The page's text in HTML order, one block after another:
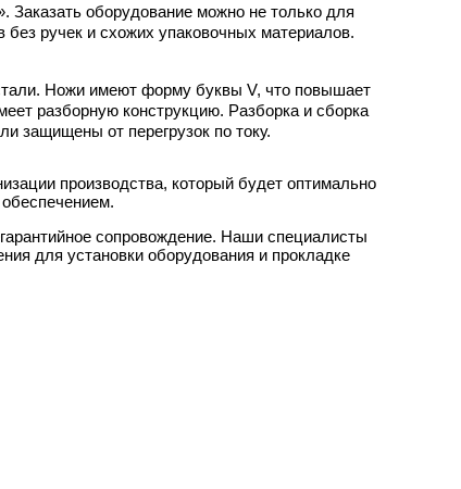
оборудование можно не только для
ручек и схожих упаковочных материалов.
Ножи имеют форму буквы V, что повышает
разборную конструкцию. Разборка и сборка
защищены от перегрузок по току.
производства, который будет оптимально
сопровождение. Наши специалисты
для установки оборудования и прокладке